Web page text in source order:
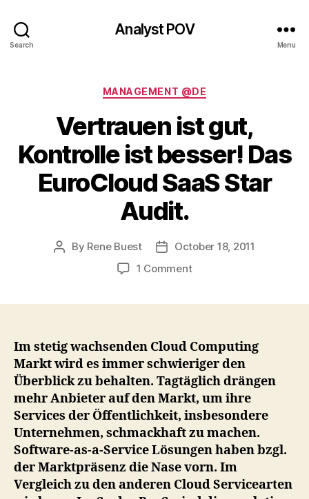
Search
Analyst POV
Menu
Categories
MANAGEMENT @DE
Vertrauen ist gut,
Kontrolle ist besser! Das
EuroCloud SaaS Star
Audit.
Post
By Rene Buest
PostOctober 18, 2011
1 Commenton
ist
besser!
Das
EuroCloud
SaaS
Star
Audit.
Im stetig wachsenden Cloud Computing
Markt wird es immer schwieriger den
Überblick zu behalten. Tagtäglich drängen
mehr Anbieter auf den Markt, um ihre
Services der Öffentlichkeit, insbesondere
Unternehmen, schmackhaft zu machen.
Software-as-a-Service Lösungen haben bzgl.
der Marktpräsenz die Nase vorn. Im
Vergleich zu den anderen Cloud Servicearten